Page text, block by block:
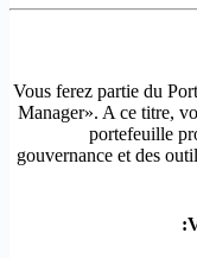
Vous ferez partie du
Manager». A ce titre,
portefeuille
gouvernance et des